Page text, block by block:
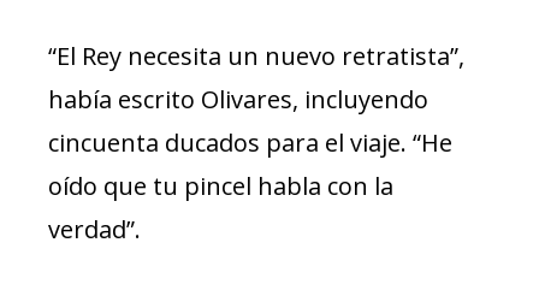
“El Rey necesita un nuevo retratista”,
había escrito Olivares, incluyendo
cincuenta ducados para el viaje. “He
oído que tu pincel habla con la
verdad”.